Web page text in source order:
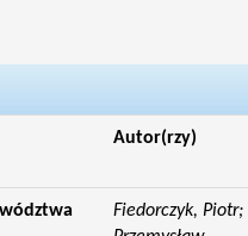
Autor(rzy)
Fiedorczyk, Piotr;